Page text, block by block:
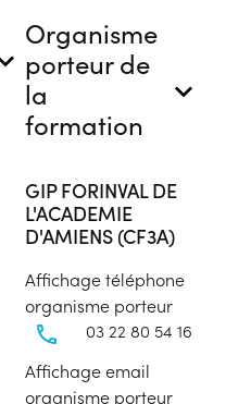
Organisme
porteur de
la
formation
GIP FORINVAL DE
L'ACADEMIE
D'AMIENS (CF3A)
Affichage téléphone
organisme porteur
03 22 80 54 16
Affichage email
organisme porteur